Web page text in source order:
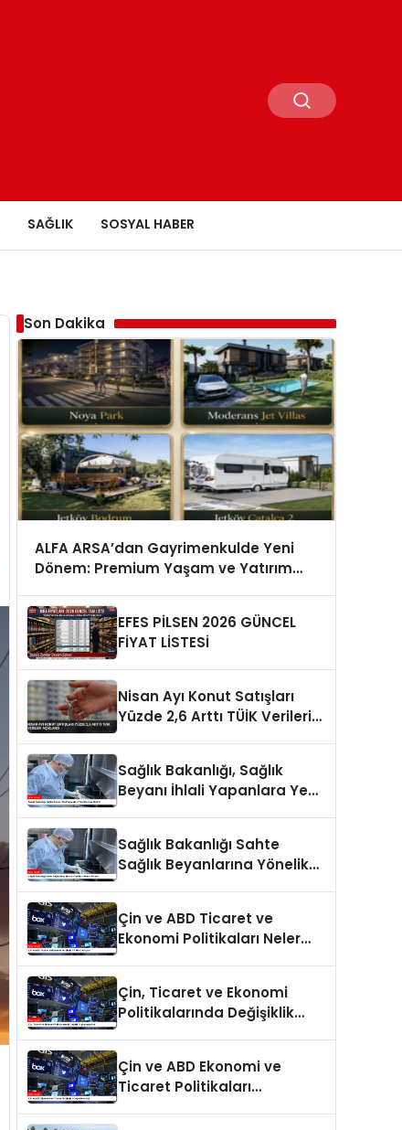
SAĞLIK SOSYAL HABER
Son Dakika
ALFA ARSA’dan Gayrimenkulde Yeni
Dönem: Premium Yaşam ve Yatırım
EFES PİLSEN 2026 GÜNCEL
FİYAT LİSTESİ
Nisan Ayı Konut Satışları
Yüzde 2,6 Arttı TÜİK Verileri
Sağlık Bakanlığı, Sağlık
Beyanı İhlali Yapanlara Yeni
Sağlık Bakanlığı Sahte
Sağlık Beyanlarına Yönelik
Çin ve ABD Ticaret ve
Ekonomi Politikaları Neler
Çin, Ticaret ve Ekonomi
Politikalarında Değişiklik
Çin ve ABD Ekonomi ve
Ticaret Politikaları